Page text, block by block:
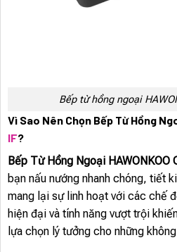
Bếp từ hồng ngoại
Vì Sao Nên Chọn Bếp Từ Hồng
IF?
Bếp Từ Hồng Ngoại HAWONKOO
bạn nấu nướng nhanh chóng, tiết
mang lại sự linh hoạt với các chế
hiện đại và tính năng vượt trội
lựa chọn lý tưởng cho những